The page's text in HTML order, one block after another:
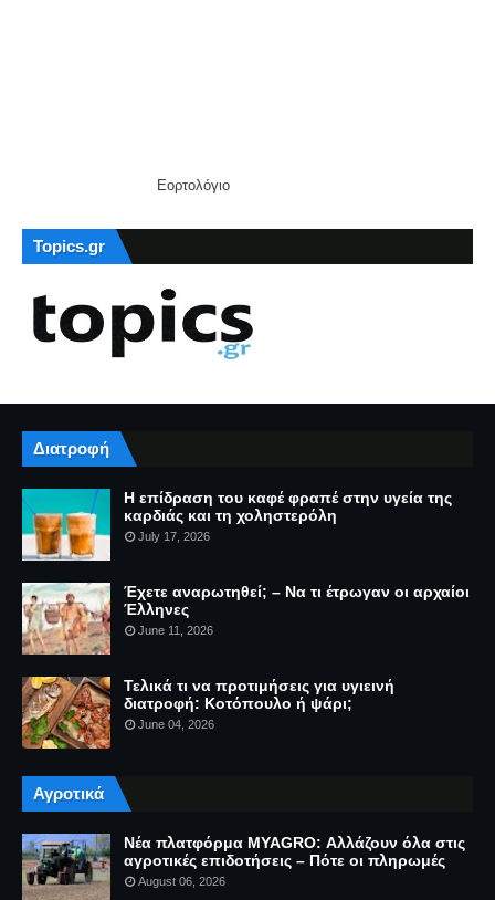
Εορτολόγιο
Topics.gr
Διατροφή
Η επίδραση του καφέ φραπέ στην υγεία της
καρδιάς και τη χοληστερόλη
July 17, 2026
Έχετε αναρωτηθεί; – Να τι έτρωγαν οι αρχαίοι
Έλληνες
June 11, 2026
Τελικά τι να προτιμήσεις για υγιεινή
διατροφή: Κοτόπουλο ή ψάρι;
June 04, 2026
Αγροτικά
Νέα πλατφόρμα MYAGRO: Αλλάζουν όλα στις
αγροτικές επιδοτήσεις – Πότε οι πληρωμές
August 06, 2026